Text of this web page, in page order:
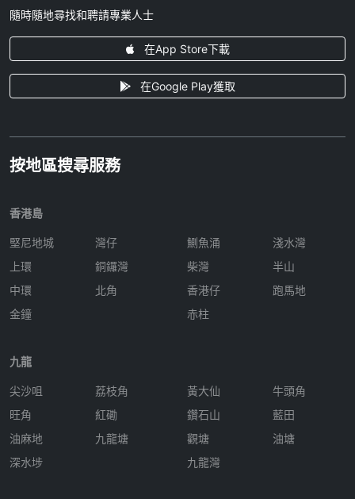
隨時隨地尋找和聘請專業人士
在App Store下載
在Google Play獲取
按地區搜尋服務
香港島
堅尼地城
上環
中環
金鐘
灣仔
銅鑼灣
北角
鰂魚涌
柴灣
香港仔
赤柱
淺水灣
半山
跑馬地
九龍
尖沙咀
旺角
油麻地
深水埗
荔枝角
紅磡
九龍塘
黃大仙
鑽石山
觀塘
九龍灣
牛頭角
藍田
油塘